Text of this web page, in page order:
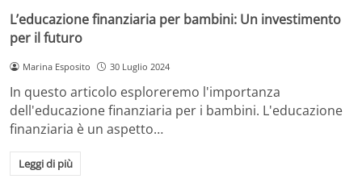
L’educazione finanziaria per bambini: Un investimento
per il futuro
Marina Esposito 30 Luglio 2024
In questo articolo esploreremo l'importanza
dell'educazione finanziaria per i bambini. L'educazione
finanziaria è un aspetto…
Leggi di più